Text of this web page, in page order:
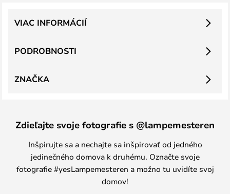
PODROBNOSTI
VIAC INFORMÁCIÍ
ZNAČKA
Zdieľajte svoje fotografie s @lampemesteren
Inšpirujte sa a nechajte sa inšpirovať od jedného
jedinečného domova k druhému. Označte svoje
fotografie #yesLampemesteren a možno tu uvidíte svoj
domov!